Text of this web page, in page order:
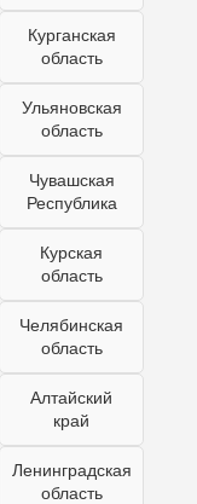
Курганская
область
Ульяновская
область
Чувашская
Республика
Курская
область
Челябинская
область
Алтайский
край
Ленинградская
область